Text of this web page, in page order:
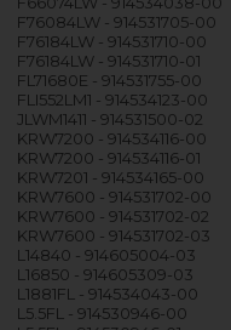
F76084LW - 914531705-00
F76184LW - 914531710-00
F76184LW - 914531710-01
FL71680E - 914531755-00
FLI552LM1 - 914534123-00
JLWM1411 - 914531500-02
KRW7200 - 914534116-00
KRW7200 - 914534116-01
KRW7201 - 914534165-00
KRW7600 - 914531702-00
KRW7600 - 914531702-02
KRW7600 - 914531702-03
L14840 - 914605004-03
L16850 - 914605309-03
L1881FL - 914534043-00
L5.5FL - 914530946-00